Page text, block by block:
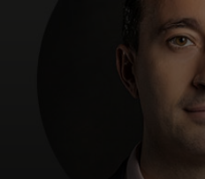
Pro inovátory
Novinky a trendy